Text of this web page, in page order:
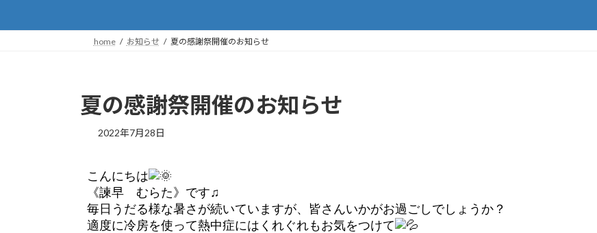
home お知らせ 夏の感謝祭開催のお知らせ
夏の感謝祭開催のお知らせ
2022年7月28日
こんにちは
《諫早 むらた》です♫
毎日うだる様な暑さが続いていますが、皆さんいかがお過ごしでしょうか？
適度に冷房を使って熱中症にはくれぐれもお気をつけて